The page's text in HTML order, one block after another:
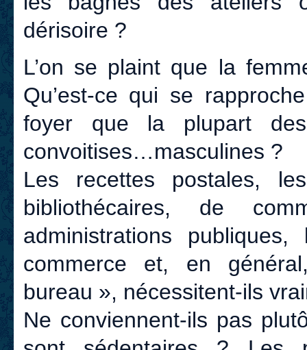
dérisoire ?
L’on se plaint que la
Qu’est-ce qui se
foyer que la plupart
convoitises…masculines ?
Les recettes postales,
bibliothécaires, de
administrations
commerce et, en
bureau », nécessitent-ils
Ne conviennent-ils pas